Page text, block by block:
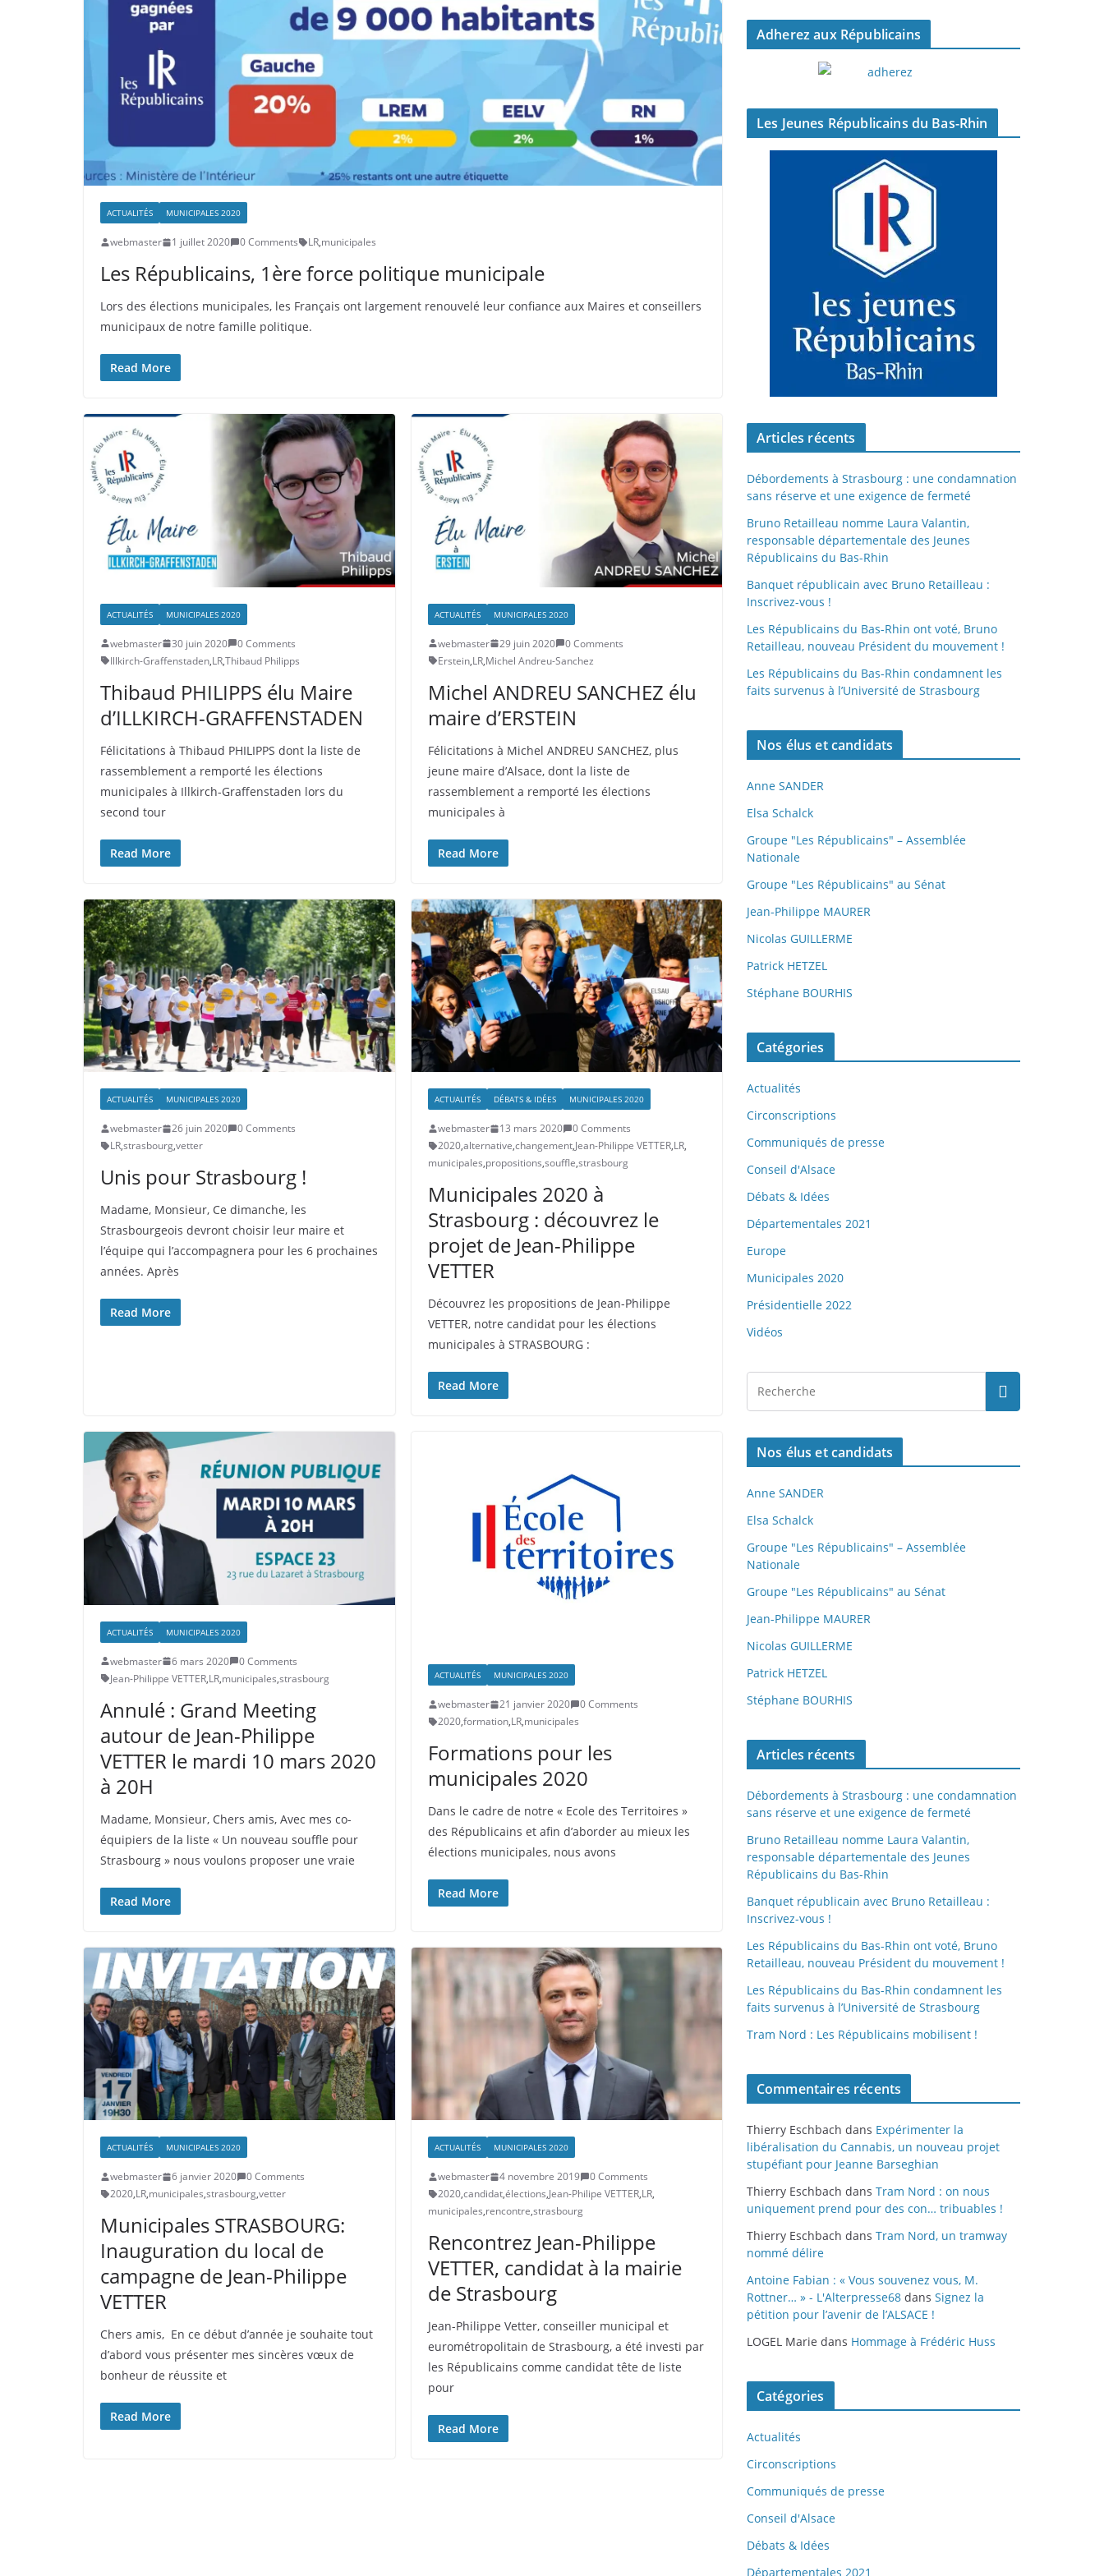
ACTUALITÉS MUNICIPALES 2020
webmaster 1 juillet 2020 0 Comments LR,municipales
Les Républicains, 1ère force politique municipale
Lors des élections municipales, les Français ont largement renouvelé leur confiance aux Maires et conseillers
municipaux de notre famille politique.
Read More
ACTUALITÉS MUNICIPALES 2020
webmaster 30 juin 2020
0 Comments
Illkirch-Graffenstaden,LR,Thibaud Philipps
Thibaud PHILIPPS élu Maire
d’ILLKIRCH-GRAFFENSTADEN
Félicitations à Thibaud PHILIPPS dont la liste de
rassemblement a remporté les élections
municipales à Illkirch-Graffenstaden lors du
second tour
Read More
ACTUALITÉS MUNICIPALES 2020
webmaster 29 juin 2020
0 Comments
Erstein,LR,Michel Andreu-Sanchez
Michel ANDREU SANCHEZ élu
maire d’ERSTEIN
Félicitations à Michel ANDREU SANCHEZ, plus
jeune maire d’Alsace, dont la liste de
rassemblement a remporté les élections
municipales à
Read More
ACTUALITÉS MUNICIPALES 2020
webmaster 26 juin 2020
0 Comments
LR,strasbourg,vetter
Unis pour Strasbourg !
Madame, Monsieur, Ce dimanche, les
Strasbourgeois devront choisir leur maire et
l’équipe qui l’accompagnera pour les 6 prochaines
années. Après
Read More
ACTUALITÉS DÉBATS & IDÉES MUNICIPALES 2020
webmaster 13 mars 2020
0 Comments
2020,alternative,changement,Jean-Philippe VETTER,LR,
municipales,propositions,souffle,strasbourg
Municipales 2020 à
Strasbourg : découvrez le
projet de Jean-Philippe
VETTER
Découvrez les propositions de Jean-Philippe
VETTER, notre candidat pour les élections
municipales à STRASBOURG :
Read More
ACTUALITÉS MUNICIPALES 2020
webmaster 6 mars 2020
0 Comments
Jean-Philippe VETTER,LR,municipales,strasbourg
Annulé : Grand Meeting
autour de Jean-Philippe
VETTER le mardi 10 mars 2020
à 20H
Madame, Monsieur, Chers amis, Avec mes co-
équipiers de la liste « Un nouveau souffle pour
Strasbourg » nous voulons proposer une vraie
Read More
ACTUALITÉS MUNICIPALES 2020
webmaster 21 janvier 2020
0 Comments
2020,formation,LR,municipales
Formations pour les
municipales 2020
Dans le cadre de notre « Ecole des Territoires »
des Républicains et afin d’aborder au mieux les
élections municipales, nous avons
Read More
ACTUALITÉS MUNICIPALES 2020
webmaster 6 janvier 2020
0 Comments
2020,LR,municipales,strasbourg,vetter
Municipales STRASBOURG:
Inauguration du local de
campagne de Jean-Philippe
VETTER
Chers amis, En ce début d’année je souhaite tout
d’abord vous présenter mes sincères vœux de
bonheur de réussite et
Read More
ACTUALITÉS MUNICIPALES 2020
webmaster 4 novembre 2019
0 Comments
2020,candidat,élections,Jean-Philipe VETTER,LR,
municipales,rencontre,strasbourg
Rencontrez Jean-Philippe
VETTER, candidat à la mairie
de Strasbourg
Jean-Philippe Vetter, conseiller municipal et
eurométropolitain de Strasbourg, a été investi par
les Républicains comme candidat tête de liste
pour
Read More
Adherez aux Républicains
Les Jeunes Républicains du Bas-Rhin
Articles récents
Débordements à Strasbourg : une condamnation
sans réserve et une exigence de fermeté
Bruno Retailleau nomme Laura Valantin,
responsable départementale des Jeunes
Républicains du Bas-Rhin
Banquet républicain avec Bruno Retailleau :
Inscrivez-vous !
Les Républicains du Bas-Rhin ont voté, Bruno
Retailleau, nouveau Président du mouvement !
Les Républicains du Bas-Rhin condamnent les
faits survenus à l’Université de Strasbourg
Nos élus et candidats
Anne SANDER
Elsa Schalck
Groupe "Les Républicains" – Assemblée
Nationale
Groupe "Les Républicains" au Sénat
Jean-Philippe MAURER
Nicolas GUILLERME
Patrick HETZEL
Stéphane BOURHIS
Catégories
Actualités
Circonscriptions
Communiqués de presse
Conseil d'Alsace
Débats & Idées
Départementales 2021
Europe
Municipales 2020
Présidentielle 2022
Vidéos
Nos élus et candidats
Anne SANDER
Elsa Schalck
Groupe "Les Républicains" – Assemblée
Nationale
Groupe "Les Républicains" au Sénat
Jean-Philippe MAURER
Nicolas GUILLERME
Patrick HETZEL
Stéphane BOURHIS
Articles récents
Débordements à Strasbourg : une condamnation
sans réserve et une exigence de fermeté
Bruno Retailleau nomme Laura Valantin,
responsable départementale des Jeunes
Républicains du Bas-Rhin
Banquet républicain avec Bruno Retailleau :
Inscrivez-vous !
Les Républicains du Bas-Rhin ont voté, Bruno
Retailleau, nouveau Président du mouvement !
Les Républicains du Bas-Rhin condamnent les
faits survenus à l’Université de Strasbourg
Tram Nord : Les Républicains mobilisent !
Commentaires récents
Thierry Eschbach dans Expérimenter la
libéralisation du Cannabis, un nouveau projet
stupéfiant pour Jeanne Barseghian
Thierry Eschbach dans Tram Nord : on nous
uniquement prend pour des con… tribuables !
Thierry Eschbach dans Tram Nord, un tramway
nommé délire
Antoine Fabian : « Vous souvenez vous, M.
Rottner… » - L'Alterpresse68 dans Signez la
pétition pour l’avenir de l’ALSACE !
LOGEL Marie dans Hommage à Frédéric Huss
Catégories
Actualités
Circonscriptions
Communiqués de presse
Conseil d'Alsace
Débats & Idées
Départementales 2021